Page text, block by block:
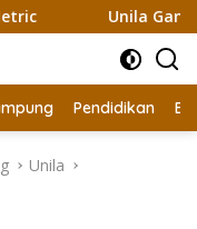
Unila Gandeng
Pendidikan
Unila